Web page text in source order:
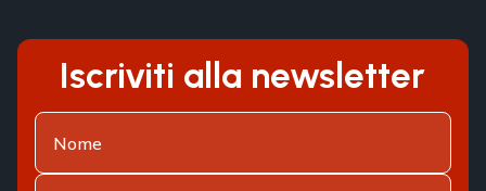
Iscriviti alla newsletter